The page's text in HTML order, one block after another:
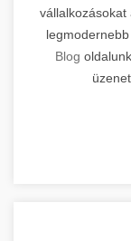
vállalkozásokat
Blog